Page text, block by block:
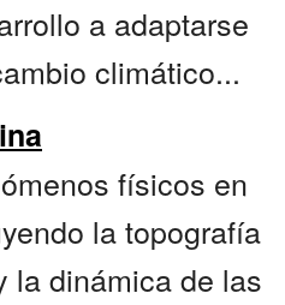
a adaptarse
climático...
físicos en
la topografía
la dinámica de las